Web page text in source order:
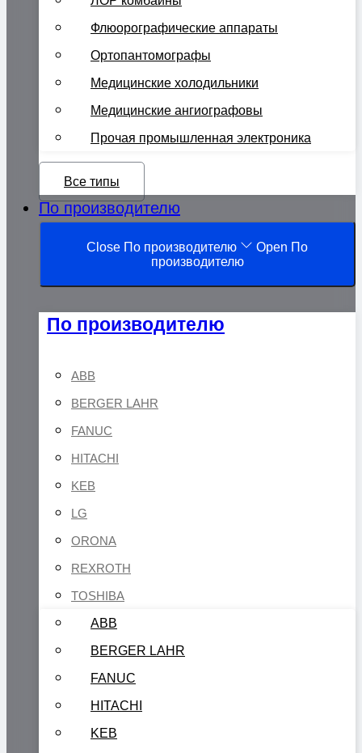
Флюорографические аппараты
Ортопантомографы
Медицинские холодильники
Медицинские ангиографовы
Прочая промышленная электроника
Все типы
По производителю
Close По производителю
Open По
производителю
По производителю
ABB
BERGER LAHR
FANUC
HITACHI
KEB
LG
ORONA
REXROTH
TOSHIBA
ABB
BERGER LAHR
FANUC
HITACHI
KEB